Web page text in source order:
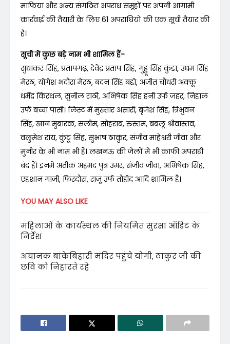
माफिया और अन्य संगठित अपराध समूहों पर अपनी आगामी
कार्रवाई की तैयारी के लिए 61 अपराधियों की एक सूची तैयार की
है।
सूची में कुछ बड़े नाम भी शामिल हैं-
सुधाकर सिंह, प्रतापगढ़, देवेंद्र प्रताप सिंह, गुड्डू सिंह कुंडा, उधम सिंह
मेरठ, योगेश भदौरा मेरठ, बदन सिंह बद्दो, अजीत चौधरी अक्कू
धर्मेंद्र किरथल, सुनील राठी, अभिषेक सिंह हनी उर्फ जहर, निहाल
उर्फ बच्चा पासी। लिस्ट में मुख्तार अंसारी, बृजेश सिंह, त्रिभुवन
सिंह, खान मुबारक, सलीम, सोहराब, रुस्तम, बबलू श्रीवास्तव,
वलुमेश राय, कुंटू सिंह, सुभाष ठाकुर, संजीव माहेश्वरी जीवा और
मुनीर के भी नाम भी हैं। लखनऊ की जेलों में भी काफी अपराधी
बंद हैं। इनमें अतीक अहमद पुत्र उमर, संजीव जीवा, अभिषेक सिंह,
एहशान गाजी, फिरदौस, राजू उर्फ तौहीद आदि शामिल हैं।
YOU MAY ALSO LIKE
महिलाओं के कार्यस्थल की नियमित सुरक्षा ऑडिट के
निर्देश
अचानक बांकेबिहारी मंदिर पहुंचे योगी, ठाकुर जी की
छवि को निहारते रहे